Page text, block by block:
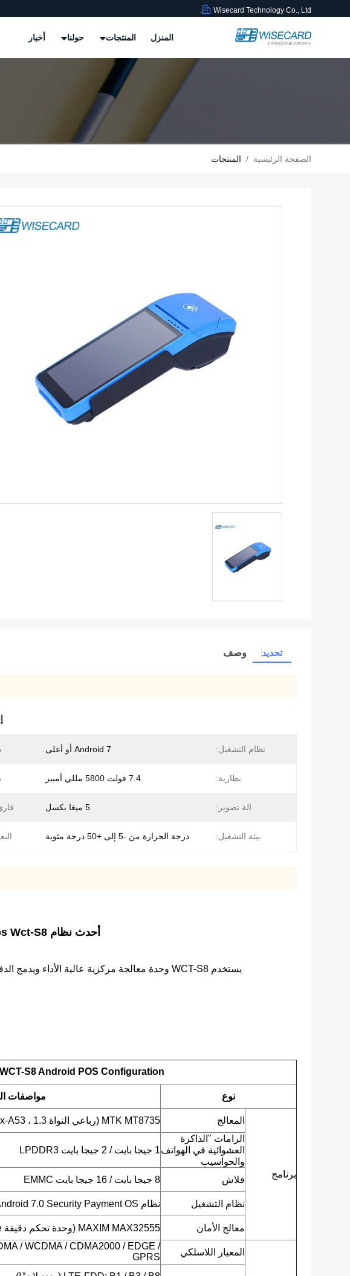
Wisecard Technology Co., Ltd.
المنزل المنتجات حولنا أخبار
الصفحة الرئيسية / المنتجات
تحديد وصف
نظام التشغيل: Android 7 أو أعلى
بطارية: 7.4 فولت 5800 مللي أمبير
الة تصوير: 5 ميغا بكسل
بيئة التشغيل: درجة الحرارة من -5 إلى +50 درجة مئوية
أحدث نظام Android 7.0 Pos Wct-S8 محمول بشاشة تعمل باللمس لنظام الدفع عبر الهاتف المحمول للبيع بالجملة
يستخدم WCT-S8 وحدة معالجة مركزية عالية الأداء ويدمج الدفع وماسح الباركود والطابعة عالية السرعة في جسم واحد.تصميم بطارية كبير الحجم يجعل الأداء أكثر تميزًا.
WCT-S8 Android POS Configuration
نوع مواصفات
برنامج
المعالج
MTK MT8735 (رباعي النواة ARM Cortex-A53 ، 1.3 جيجا هرتز)
الرامات "الذاكرة
العشوائية في الهواتف
والحواسيب
1 جيجا بايت / 2 جيجا بايت LPDDR3
فلاش 8 جيجا بايت / 16 جيجا بايت EMMC
نظام التشغيل نظام Android 7.0 Security Payment OS
معالج الأمان MAXIM MAX32555 (وحدة تحكم دقيقة DeepCover Secure)
المعيار اللاسلكي
/ WCDMA / CDMA2000 / EDGE /
GPRS